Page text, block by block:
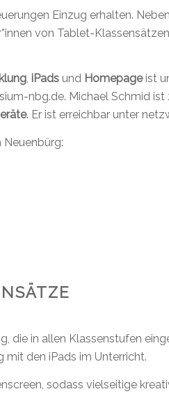
Einzug erhalten.
von Tablet-
, iPads und Homepageist
nbg.de. Michael Schmid
. Er ist erreichbar unter
Neuenbürg:
die in allen Klassenstufen
mit den iPads im Unterricht.
sodass vielseitige